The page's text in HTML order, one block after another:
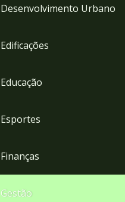
Desenvolvimento Urbano
Edificações
Educação
Esportes
Finanças
Gestão